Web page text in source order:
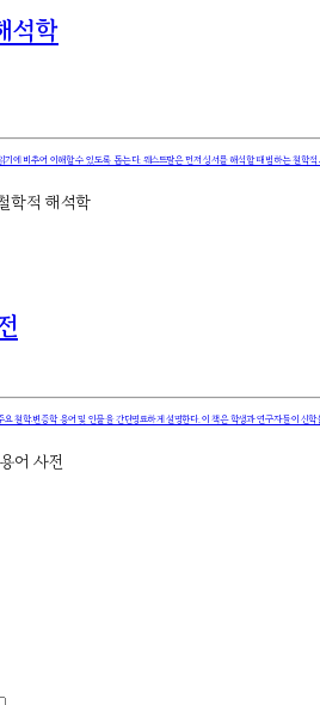
석학
에 비추어 이해할 수 있도록 돕는다. 웨스트팔은 먼저 성서를 해석할 때 범하는 철
학적 해석학
철학·변증학 용어 및 인물을 간단명료하게 설명한다. 이 책은 학생과 연구자들이
어 사전